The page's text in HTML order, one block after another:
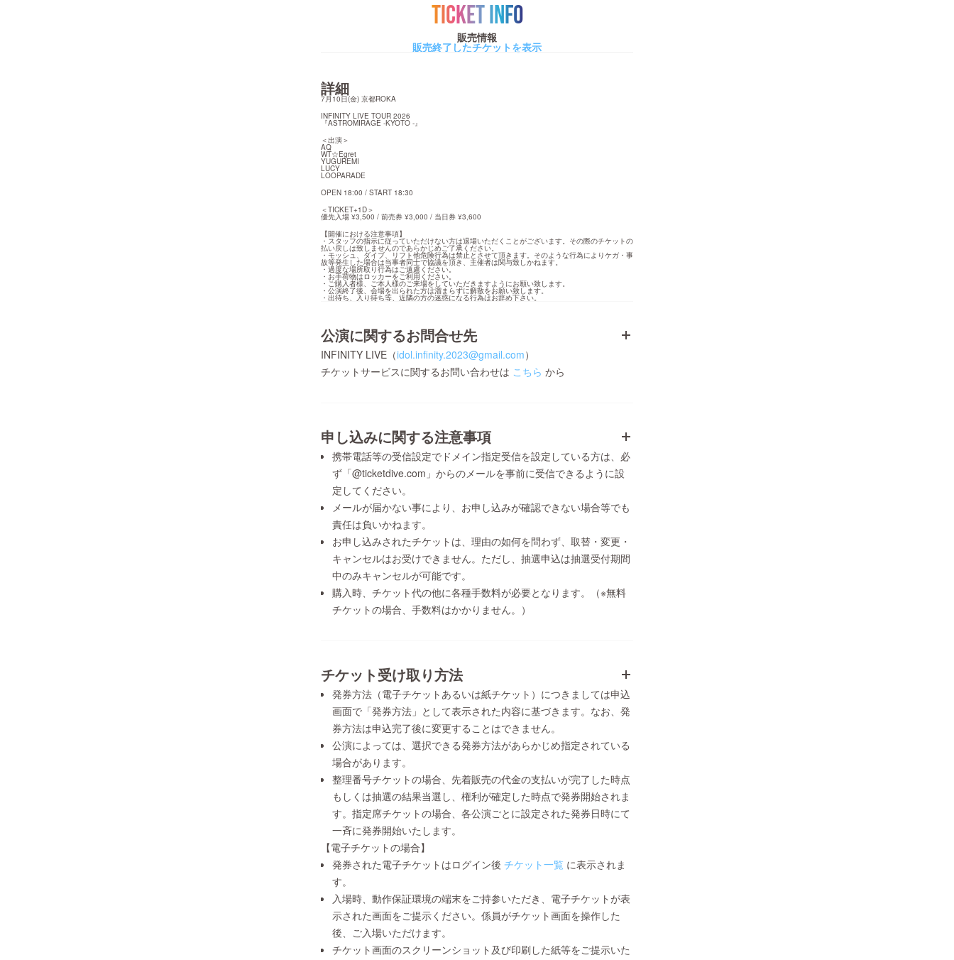
TICKET INFO
販売情報
販売終了したチケットを表示
詳細
7月10日(金) 京都ROKA
INFINITY LIVE TOUR 2026
『ASTROMIRAGE -KYOTO -』
＜出演＞
AQ
WT☆Egret
YUGUREMI
LUCY
LOOPARADE
OPEN 18:00 / START 18:30
＜TICKET+1D＞
優先入場 ¥3,500 / 前売券 ¥3,000 / 当日券 ¥3,600
【開催における注意事項】
・スタッフの指示に従っていただけない方は退場いただくことがございます。その際のチケットの
払い戻しは致しませんのであらかじめご了承ください。
・モッシュ、ダイブ、リフト他危険行為は禁止とさせて頂きます。そのような行為によりケガ・事
故等発生した場合は当事者同士で協議を頂き、主催者は関与致しかねます。
・過度な場所取り行為はご遠慮ください。
・お手荷物はロッカーをご利用ください。
・ご購入者様、ご本人様のご来場をしていただきますようにお願い致します。
・公演終了後、会場を出られた方は溜まらずに解散をお願い致します。
・出待ち、入り待ち等、近隣の方の迷惑になる行為はお辞め下さい。
公演に関するお問合せ先
INFINITY LIVE（idol.infinity.2023@gmail.com）
チケットサービスに関するお問い合わせは こちら から
申し込みに関する注意事項
携帯電話等の受信設定でドメイン指定受信を設定している方は、必
ず「@ticketdive.com」からのメールを事前に受信できるように設
定してください。
メールが届かない事により、お申し込みが確認できない場合等でも
責任は負いかねます。
お申し込みされたチケットは、理由の如何を問わず、取替・変更・
キャンセルはお受けできません。ただし、抽選申込は抽選受付期間
中のみキャンセルが可能です。
購入時、チケット代の他に各種手数料が必要となります。（※無料
チケットの場合、手数料はかかりません。）
チケット受け取り方法
発券方法（電子チケットあるいは紙チケット）につきましては申込
画面で「発券方法」として表示された内容に基づきます。なお、発
券方法は申込完了後に変更することはできません。
公演によっては、選択できる発券方法があらかじめ指定されている
場合があります。
整理番号チケットの場合、先着販売の代金の支払いが完了した時点
もしくは抽選の結果当選し、権利が確定した時点で発券開始されま
す。指定席チケットの場合、各公演ごとに設定された発券日時にて
一斉に発券開始いたします。
【電子チケットの場合】
発券された電子チケットはログイン後 チケット一覧 に表示されま
す。
入場時、動作保証環境の端末をご持参いただき、電子チケットが表
示された画面をご提示ください。係員がチケット画面を操作した
後、ご入場いただけます。
チケット画面のスクリーンショット及び印刷した紙等をご提示いた